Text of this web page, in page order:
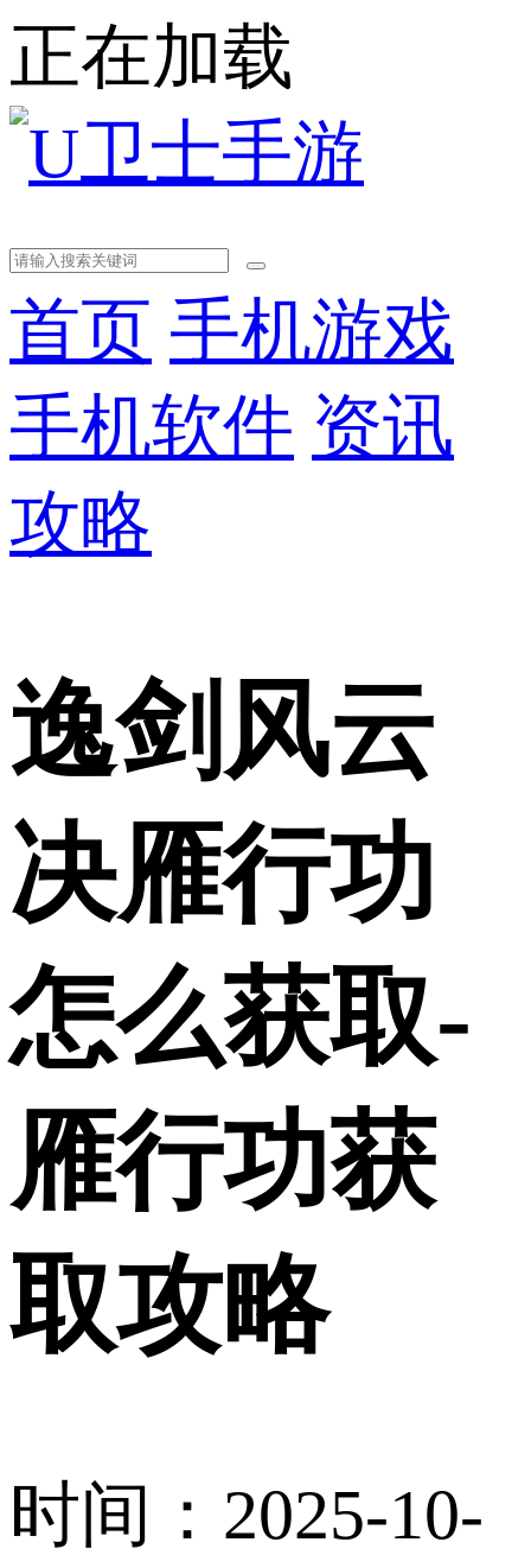
正在加载
首页 手机游戏
手机软件 资讯
攻略
逸剑风云
决雁行功
怎么获取-
雁行功获
取攻略
时间：2025-10-